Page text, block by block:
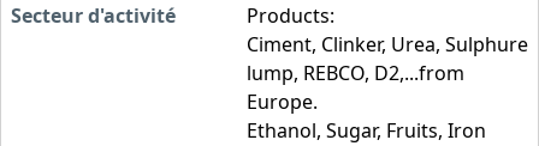
Secteur d'activité
Products:
Ciment, Clinker, Urea, Sulphure
lump, REBCO, D2,...from
Europe.
Ethanol, Sugar, Fruits, Iron